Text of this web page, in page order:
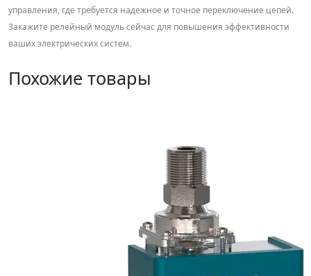
управления, где требуется надежное и точное переключение цепей.
Закажите релейный модуль сейчас для повышения эффективности
ваших электрических систем.
Похожие товары